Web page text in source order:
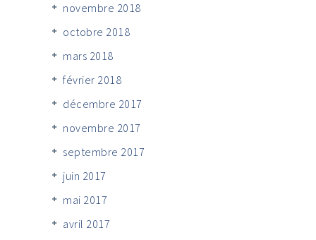
novembre 2018
octobre 2018
mars 2018
février 2018
décembre 2017
novembre 2017
septembre 2017
juin 2017
mai 2017
avril 2017